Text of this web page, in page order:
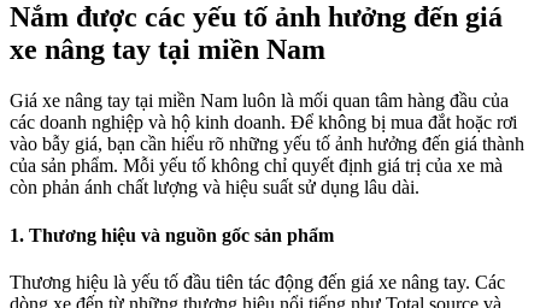
Nắm được các yếu tố ảnh hưởng đến giá
xe nâng tay tại miền Nam
Giá xe nâng tay tại miền Nam luôn là mối quan tâm hàng đầu của
các doanh nghiệp và hộ kinh doanh. Để không bị mua đắt hoặc rơi
vào bẫy giá, bạn cần hiểu rõ những yếu tố ảnh hưởng đến giá thành
của sản phẩm. Mỗi yếu tố không chỉ quyết định giá trị của xe mà
còn phản ánh chất lượng và hiệu suất sử dụng lâu dài.
1. Thương hiệu và nguồn gốc sản phẩm
Thương hiệu là yếu tố đầu tiên tác động đến giá xe nâng tay. Các
dòng xe đến từ những thương hiệu nổi tiếng như Total source và